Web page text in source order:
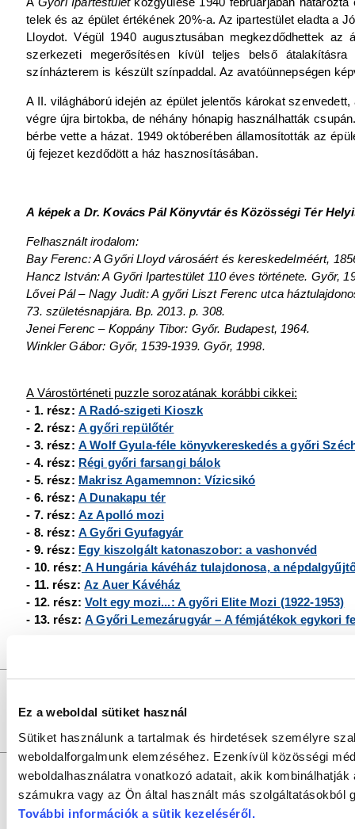
Ez a weboldal sütiket használ
Sütiket használunk a tartalmak és hirdetések személyre
weboldalforgalmunk elemzéséhez. Ezenkívül közösségi
weboldalhasználatra vonatkozó adatait, akik
számukra vagy az Ön által használt más szolgáltatásokból
További információk a sütik kezeléséről.
telek és az épület értékének 20%-a. Az ipartestület eladta a
Lloydot. Végül 1940 augusztusában megkezdődhettek
szerkezeti megerősítésen kívül teljes belső
színházterem is készült színpaddal. Az avatóünnepségen
A II. világháború idején az épület jelentős károkat
végre újra birtokba, de néhány hónapig használhatták
bérbe vette a házat. 1949 októberében államosították az
új fejezet kezdődött a ház hasznosításában.
A képek a Dr. Kovács Pál Könyvtár és Közösségi Tér
Felhasznált irodalom:
Bay Ferenc: A Győri Lloyd városáért és kereskedelméért,
Hancz István: A Győri Ipartestület 110 éves története. Győr,
Lővei Pál – Nagy Judit: A győri Liszt Ferenc utca
73. születésnapjára. Bp. 2013. p. 308.
Jenei Ferenc – Koppány Tibor: Győr. Budapest, 1964.
Winkler Gábor: Győr, 1539-1939. Győr, 1998.
A Várostörténeti puzzle sorozatának korábbi cikkei:
- 1. rész: A Radó-szigeti Kioszk
- 2. rész: A győri repülőtér
- 3. rész: A Wolf Gyula-féle könyvkereskedés a győri
- 4. rész: Régi győri farsangi bálok
- 5. rész: Makrisz Agamemnon: Vízicsikó
- 6. rész: A Dunakapu tér
- 7. rész: Az Apolló mozi
- 8. rész: A Győri Gyufagyár
- 9. rész: Egy kiszolgált katonaszobor: a vashonvéd
- 10. rész: A Hungária kávéház tulajdonosa, a
- 11. rész:Az Auer Kávéház
- 12. rész:Volt egy mozi...: A győri Elite Mozi (1922-1953)
- 13. rész:A Győri Lemezárugyár – A fémjátékok egykori
Szerkesztők:
Szerzői jogok:az oldal teljes tartalmát szerzői jog védi, bármiféle